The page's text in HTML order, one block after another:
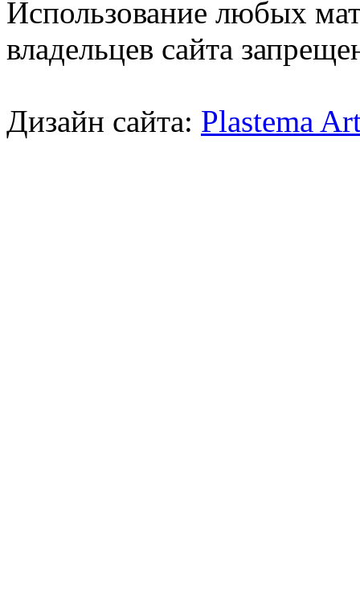
Использование любых
владельцев сайта
Дизайн сайта: Plastema